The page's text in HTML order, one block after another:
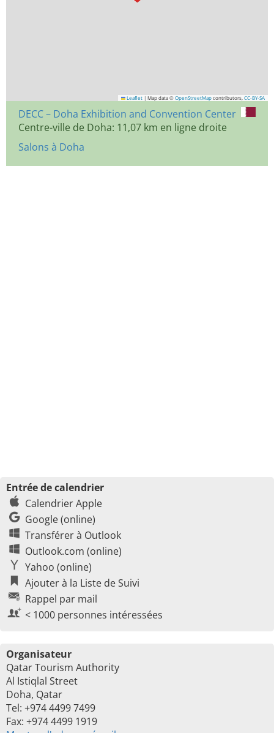
Leaflet | Map data © OpenStreetMap contributors, CC-BY-SA
DECC – Doha Exhibition and Convention Center
Centre-ville de Doha: 11,07 km en ligne droite
Salons à Doha
Entrée de calendrier
Calendrier Apple
Google (online)
Transférer à Outlook
Outlook.com (online)
Yahoo (online)
Ajouter à la Liste de Suivi
Rappel par mail
< 1000 personnes intéressées
Organisateur
Qatar Tourism Authority
Al Istiqlal Street
Doha, Qatar
Tel: +974 4499 7499
Fax: +974 4499 1919